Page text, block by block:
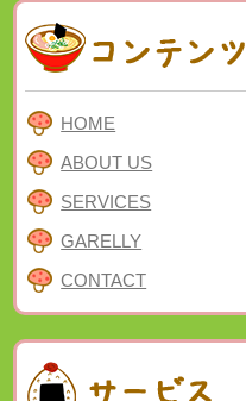
HOME
ABOUT US
SERVICES
GARELLY
CONTACT